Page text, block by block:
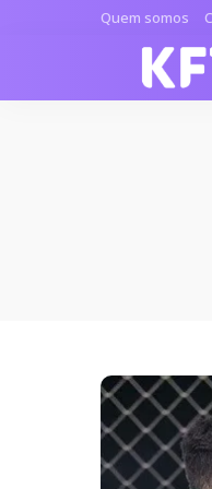
Quem somos